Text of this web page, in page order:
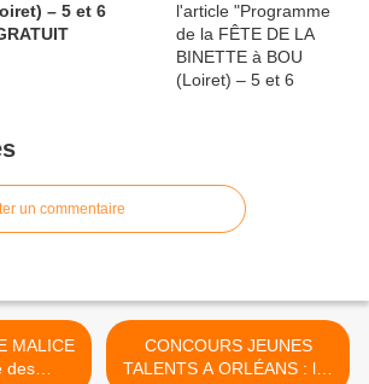
un commentaire
des
CONCOURS JEUNES
TALENTS A ORLÉANS : les